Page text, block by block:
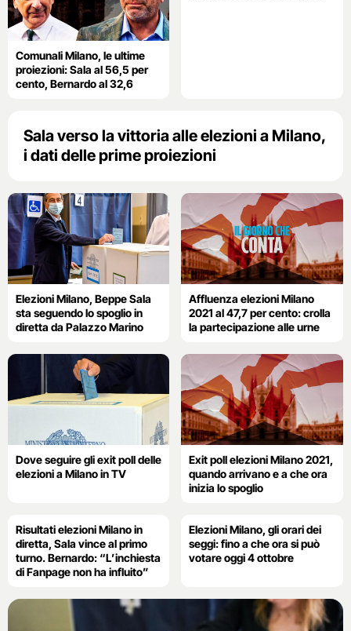
Comunali Milano, le ultime
proiezioni: Sala al 56,5 per
cento, Bernardo al 32,6
Sala verso la vittoria alle elezioni a Milano,
i dati delle prime proiezioni
Elezioni Milano, Beppe Sala
sta seguendo lo spoglio in
diretta da Palazzo Marino
Affluenza elezioni Milano
2021 al 47,7 per cento: crolla
la partecipazione alle urne
Dove seguire gli exit poll delle
elezioni a Milano in TV
Exit poll elezioni Milano 2021,
quando arrivano e a che ora
inizia lo spoglio
Risultati elezioni Milano in
diretta, Sala vince al primo
turno. Bernardo: “L’inchiesta
di Fanpage non ha influito”
Elezioni Milano, gli orari dei
seggi: fino a che ora si può
votare oggi 4 ottobre